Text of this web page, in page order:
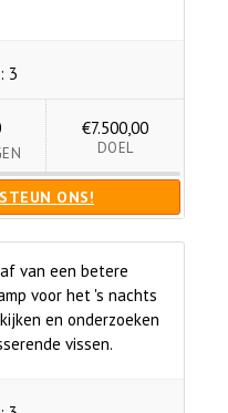
3
€7.500,00
DOEL
STEUN ONS!
van een betere
voor het 's nachts
en onderzoeken
vissen.